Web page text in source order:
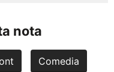
nota
Comedia